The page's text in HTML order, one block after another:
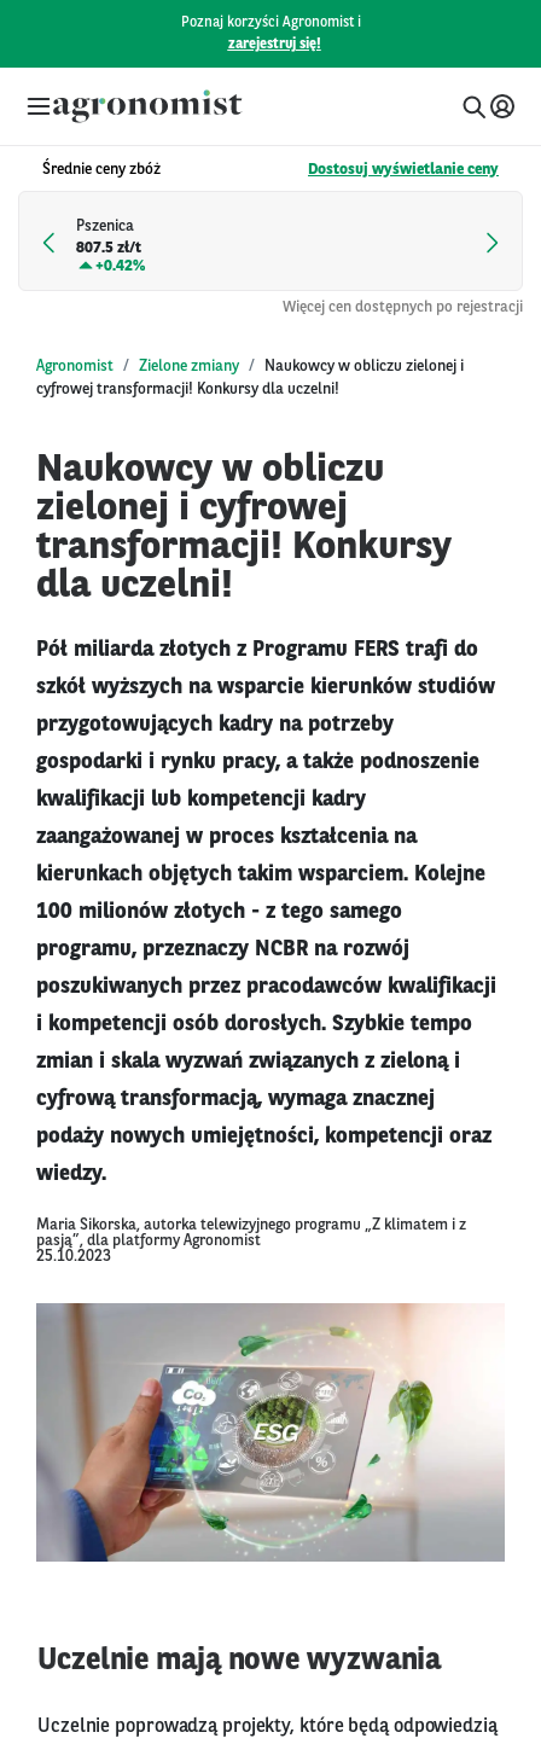
Poznaj korzyści Agronomist i
zarejestruj się!
Średnie ceny zbóż Dostosuj wyświetlanie ceny
Pszenica
807.5 zł/t
+0.42%
Więcej cen dostępnych po rejestracji
Agronomist Zielone zmiany
Naukowcy w obliczu zielonej i
cyfrowej transformacji! Konkursy dla uczelni!
Naukowcy w obliczu
zielonej i cyfrowej
transformacji! Konkursy
dla uczelni!
Pół miliarda złotych z Programu FERS trafi do
szkół wyższych na wsparcie kierunków studiów
przygotowujących kadry na potrzeby
gospodarki i rynku pracy, a także podnoszenie
kwalifikacji lub kompetencji kadry
zaangażowanej w proces kształcenia na
kierunkach objętych takim wsparciem. Kolejne
100 milionów złotych - z tego samego
programu, przeznaczy NCBR na rozwój
poszukiwanych przez pracodawców kwalifikacji
i kompetencji osób dorosłych. Szybkie tempo
zmian i skala wyzwań związanych z zieloną i
cyfrową transformacją, wymaga znacznej
podaży nowych umiejętności, kompetencji oraz
wiedzy.
Maria Sikorska, autorka telewizyjnego programu „Z klimatem i z
pasją”, dla platformy Agronomist
25.10.2023
Uczelnie mają nowe wyzwania
Uczelnie poprowadzą projekty, które będą odpowiedzią